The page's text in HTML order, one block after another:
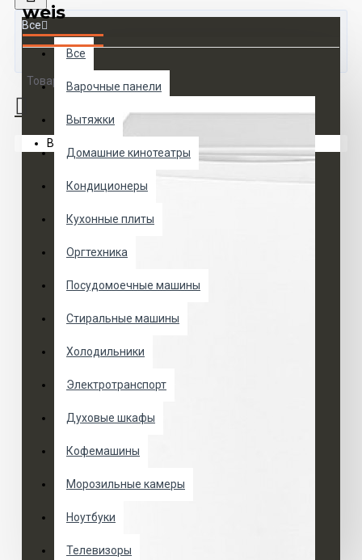
Все
Все
Варочные панели
Вытяжки
Домашние кинотеатры
Кондиционеры
Кухонные плиты
Оргтехника
Посудомоечные машины
Стиральные машины
Холодильники
Электротранспорт
Духовые шкафы
Кофемашины
Морозильные камеры
Ноутбуки
Телевизоры
Товаров 0 (0 руб.)
Ваша корзина пуста!
weis